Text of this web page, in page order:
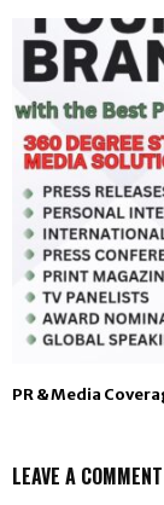
PR & Media
LEAVE A COMMENT